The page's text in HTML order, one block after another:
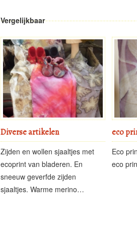
Vergelijkbaar
Diverse artikelen
Zijden en wollen sjaaltjes met
ecoprint van bladeren. En
sneeuw geverfde zijden
sjaaltjes. Warme merino…
eco
Eco
eco